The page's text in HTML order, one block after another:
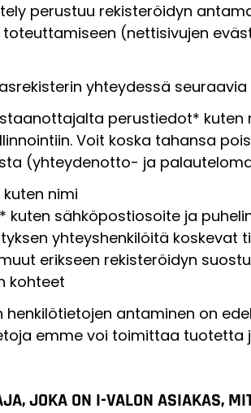
perustuu rekisteröidyn
(nettisivujen
yhteydessä
perustiedot*
Voit koska tahansa
(yhteydenotto- ja
nimi
kuten sähköpostiosoite ja
yhteyshenkilöitä koskevat
erikseen rekisteröidyn
kohteet
henkilötietojen antaminen on
emme voi toimittaa tuotetta
JOKA ON I-VALON ASIAKAS,